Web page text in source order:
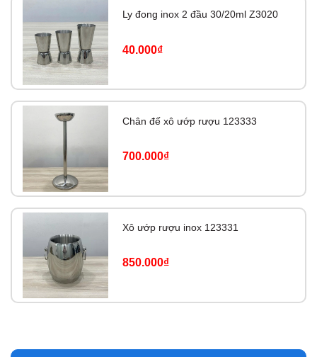
Ly đong inox 2 đầu 30/20ml Z3020
40.000₫
Chân đế xô ướp rượu 123333
700.000₫
Xô ướp rượu inox 123331
850.000₫